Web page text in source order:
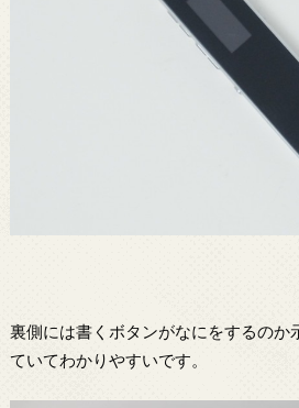
裏側には書くボタンがなにをするのか
ていてわかりやすいです。